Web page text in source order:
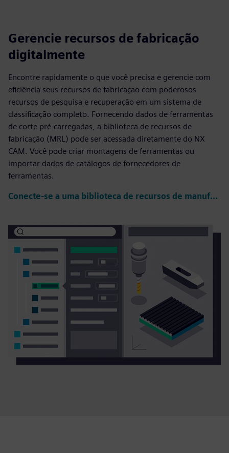
Gerencie recursos de fabricação
digitalmente
Encontre rapidamente o que você precisa e gerencie com
eficiência seus recursos de fabricação com poderosos
recursos de pesquisa e recuperação em um sistema de
classificação completo. Fornecendo dados de ferramentas
de corte pré-carregadas, a biblioteca de recursos de
fabricação (MRL) pode ser acessada diretamente do NX
CAM. Você pode criar montagens de ferramentas ou
importar dados de catálogos de fornecedores de
ferramentas.
Conecte-se a uma biblioteca de recursos de manufatura